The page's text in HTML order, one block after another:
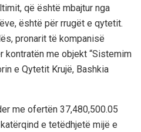
që është mbajtur nga
është për rrugët e qytetit.
pronarit të kompanisë
kontratën me objekt “Sistemim
e Qytetit Krujë, Bashkia
me ofertën 37,480,500.05
e tetëdhjetë mijë e